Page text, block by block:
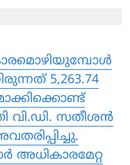
5,263.74
വി.ഡി. സതീശൻ